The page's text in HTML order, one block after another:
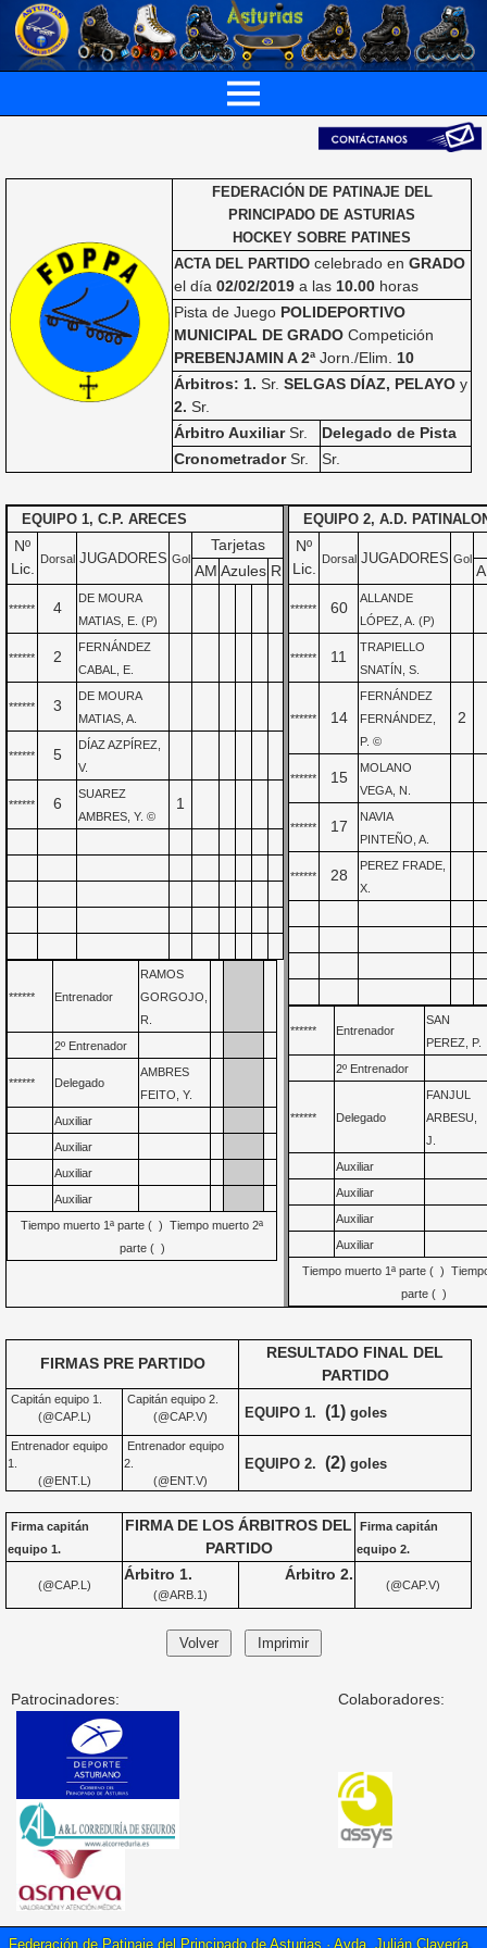
FEDERACIÓN DE PATINAJE DEL
PRINCIPADO DE ASTURIAS
HOCKEY SOBRE PATINES
ACTA DEL PARTIDO celebrado enGRADO
el día02/02/2019 a las10.00 horas
Pista de Juego POLIDEPORTIVO
MUNICIPAL DE GRADO Competición
PREBENJAMIN A 2ªJorn./Elim.10
Árbitros: 1. Sr.SELGAS DÍAZ, PELAYO y
2. Sr.
Árbitro AuxiliarSr.
Delegado de Pista
CronometradorSr. Sr.
EQUIPO 1, C.P. ARECES
Nº
Lic.
Dorsal JUGADORES Gol
Tarjetas
AM Azules R
****** 4
DE MOURA
MATIAS, E. (P)
****** 2
FERNÁNDEZ
CABAL, E.
****** 3
DE MOURA
MATIAS, A.
****** 5
DÍAZ AZPÍREZ,
V.
****** 6
SUAREZ
AMBRES, Y. ©
1
****** Entrenador
RAMOS
GORGOJO,
R.
2º Entrenador
****** Delegado
AMBRES
FEITO, Y.
Auxiliar
Auxiliar
Auxiliar
Auxiliar
Tiempo muerto 1ª parte ( ) Tiempo muerto 2ª
parte ( )
EQUIPO 2, A.D.
Nº
Lic.
Dorsal JUGADORES Gol
****** 60
ALLANDE
LÓPEZ, A. (P)
****** 11
TRAPIELLO
SNATÍN, S.
****** 14
FERNÁNDEZ
FERNÁNDEZ,
P. ©
2
****** 15
MOLANO
VEGA, N.
****** 17
NAVIA
PINTEÑO, A.
****** 28
PEREZ FRADE,
X.
****** Entrenador
SAN
PEREZ, P.
2º Entrenador
****** Delegado
FANJUL
ARBESU,
J.
Auxiliar
Auxiliar
Auxiliar
Auxiliar
Tiempo muerto 1ª parte ( )
parte ( )
FIRMAS PRE PARTIDO
RESULTADO FINAL DEL
PARTIDO
Capitán equipo 1.
(@CAP.L)
Capitán equipo 2.
(@CAP.V)
EQUIPO 1. (1) goles
Entrenador equipo
1.
(@ENT.L)
Entrenador equipo
2.
(@ENT.V)
EQUIPO 2. (2) goles
Firma capitán
equipo 1.
FIRMA DE LOS ÁRBITROS DEL
PARTIDO
Firma capitán
equipo 2.
(@CAP.L)
Árbitro 1.
(@ARB.1)
Árbitro 2.
(@CAP.V)
Patrocinadores: Colaboradores:
Federación de Patinaje del Principado de Asturias · Avda. Julián Clavería,